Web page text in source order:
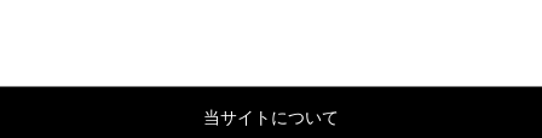
当サイトについて